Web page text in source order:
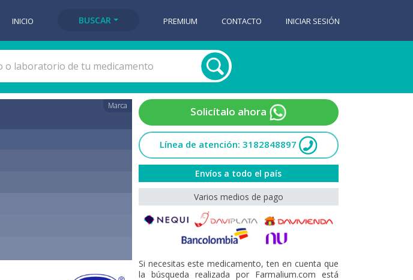
INICIO BUSCAR PREMIUM CONTACTO INICIAR SESIÓN
Marca Solicítalo ahora
Línea de atención: 3182848897
Envíos a todo el país
Varios medios de pago
Si necesitas este medicamento, ten en cuenta que
la búsqueda realizada por Farmalium.com está